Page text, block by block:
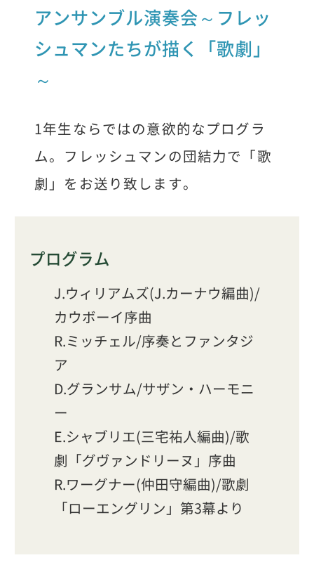
アンサンブル演奏会～フレッ
シュマンたちが描く「歌劇」
～
1年生ならではの意欲的なプログラ
ム。フレッシュマンの団結力で「歌
劇」をお送り致します。
プログラム
J.ウィリアムズ(J.カーナウ編曲)/
カウボーイ序曲
R.ミッチェル/序奏とファンタジ
ア
D.グランサム/サザン・ハーモニ
ー
E.シャブリエ(三宅祐人編曲)/歌
劇「グヴァンドリーヌ」序曲
R.ワーグナー(仲田守編曲)/歌劇
「ローエングリン」第3幕より